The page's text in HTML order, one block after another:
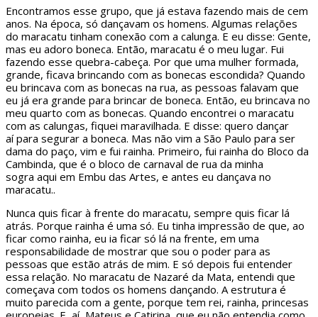
Encontramos esse grupo, que já estava fazendo mais de cem
anos. Na época, só dançavam os homens. Algumas relações
do maracatu tinham conexão com a calunga. E eu disse: Gente,
mas eu adoro boneca. Então, maracatu é o meu lugar. Fui
fazendo esse quebra-cabeça. Por que uma mulher formada,
grande, ficava brincando com as bonecas escondida? Quando
eu brincava com as bonecas na rua, as pessoas falavam que
eu já era grande para brincar de boneca. Então, eu brincava no
meu quarto com as bonecas. Quando encontrei o maracatu
com as calungas, fiquei maravilhada. E disse: quero dançar
aí para segurar a boneca. Mas não vim a São Paulo para ser
dama do paço, vim e fui rainha. Primeiro, fui rainha do Bloco da
Cambinda, que é o bloco de carnaval de rua da minha
sogra aqui em Embu das Artes, e antes eu dançava no
maracatu..
Nunca quis ficar à frente do maracatu, sempre quis ficar lá
atrás. Porque rainha é uma só. Eu tinha impressão de que, ao
ficar como rainha, eu ia ficar só lá na frente, em uma
responsabilidade de mostrar que sou o poder para as
pessoas que estão atrás de mim. E só depois fui entender
essa relação. No maracatu de Nazaré da Mata, entendi que
começava com todos os homens dançando. A estrutura é
muito parecida com a gente, porque tem rei, rainha, princesas